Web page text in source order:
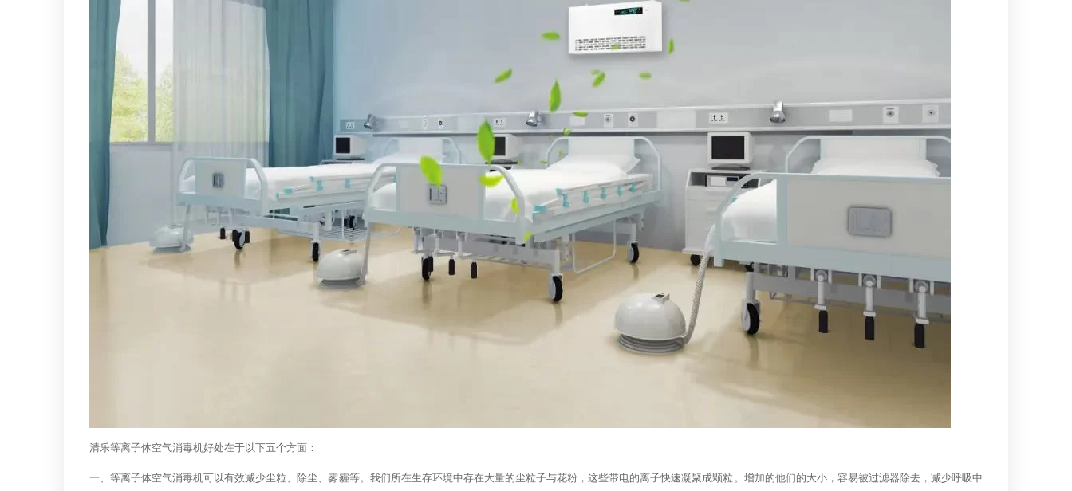
清乐等离子体空气消毒机好处在于以下五个方面：
一、等离子体空气消毒机可以有效减少尘粒、除尘、雾霾等。我们所在生存环境中存在大量的尘粒子与花粉，这些带电的离子快速凝聚成颗粒。增加的他们的大小，容易被过滤器除去，减少呼吸中